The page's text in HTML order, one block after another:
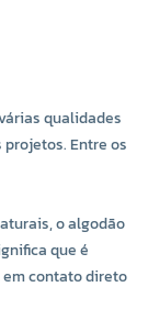
qualidades
Entre os
o algodão
que é
em contato direto